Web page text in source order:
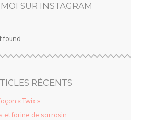
SUR INSTAGRAM
found.
RÉCENTS
« Twix »
et farine de sarrasin